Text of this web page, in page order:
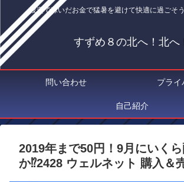
投資で稼いだお金で猛暑を避けて快適に過ごそ
すずめ８の北へ！北へ
問い合わせ プライ
自己紹介
2019年まで50円！9月にいく
か⁉2428 ウェルネット 購入＆